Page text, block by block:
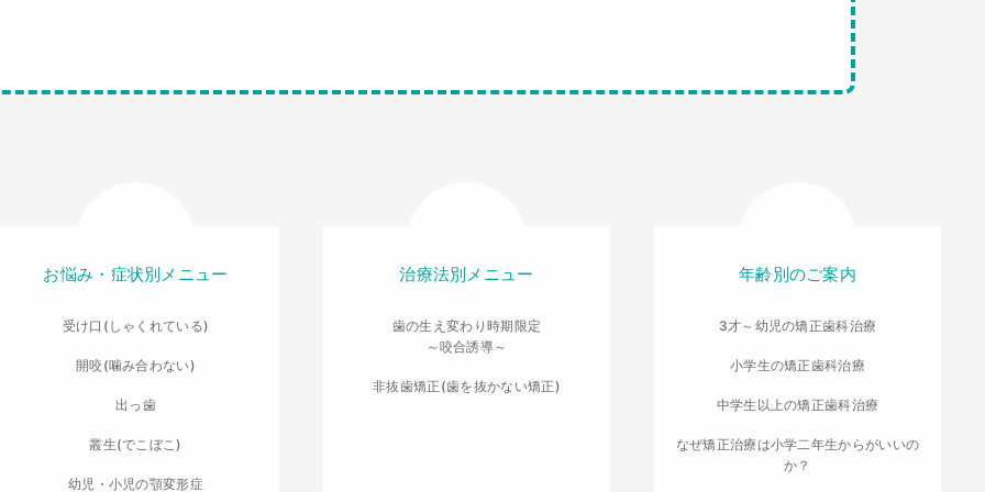
お悩み・症状別メニュー
受け口(しゃくれている)
開咬(噛み合わない)
出っ歯
叢生(でこぼこ)
幼児・小児の顎変形症
治療法別メニュー
歯の生え変わり時期限定
～咬合誘導～
非抜歯矯正(歯を抜かない矯正)
年齢別のご案内
3才～幼児の矯正歯科治療
小学生の矯正歯科治療
中学生以上の矯正歯科治療
なぜ矯正治療は小学二年生からがいいの
か？